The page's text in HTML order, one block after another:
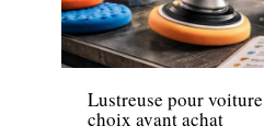
Voiture
Lustreuse pour
choix avant achat